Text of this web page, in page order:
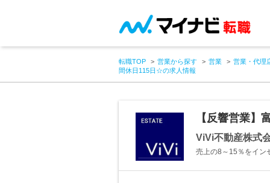
転職TOP 営業から探す 営業
営業・代理
間休日115日☆の求人情報
【反響営業
ViVi不動産株式
売上の8～15％をイン